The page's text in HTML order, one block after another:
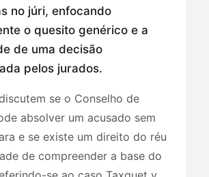
no júri, enfocando
o quesito genérico e a
de uma decisão
pelos jurados.
se o Conselho de
absolver um acusado sem
e se existe um direito do réu
de compreender a base do